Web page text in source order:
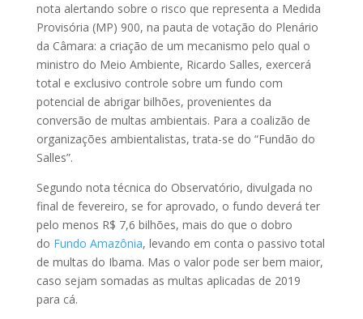
nota alertando sobre o risco que representa a Medida
Provisória (MP) 900, na pauta de votação do Plenário
da Câmara: a criação de um mecanismo pelo qual o
ministro do Meio Ambiente, Ricardo Salles, exercerá
total e exclusivo controle sobre um fundo com
potencial de abrigar bilhões, provenientes da
conversão de multas ambientais. Para a coalizão de
organizações ambientalistas, trata-se do “Fundão do
Salles”.
Segundo nota técnica do Observatório, divulgada no
final de fevereiro, se for aprovado, o fundo deverá ter
pelo menos R$ 7,6 bilhões, mais do que o dobro
do Fundo Amazônia, levando em conta o passivo total
de multas do Ibama. Mas o valor pode ser bem maior,
caso sejam somadas as multas aplicadas de 2019
para cá.